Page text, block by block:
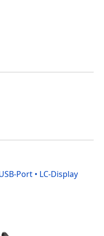
Port • LC-Display